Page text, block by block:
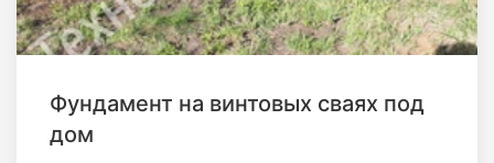
Фундамент на винтовых сваях под
дом